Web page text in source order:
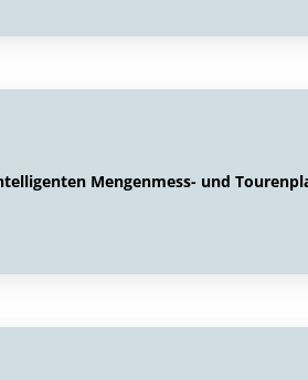
Mengenmess- und